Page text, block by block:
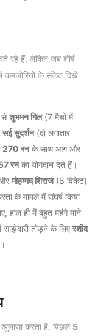
रहे हैं, लेकिन जब शीर्ष
में कमजोरियों के संकेत दिखे
सेशुभमन गिल(7 मैचों में
सई सुदर्शन(दो लगातार
270 रनके साथ आग और
रनका योगदान देते हैं।
मोहम्मद शिराज(8 विकेट)
के मामले में संघर्ष किया
हाल ही में बहुत महंगे माने
तोड़ने के लिए रशीद
करता है: पिछले 5